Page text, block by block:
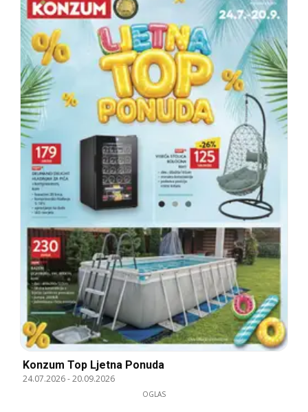
Konzum Top Ljetna Ponuda
24.07.2026-20.09.2026
OGLAS